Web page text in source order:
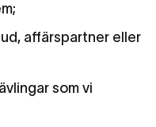
affärspartner eller
som vi